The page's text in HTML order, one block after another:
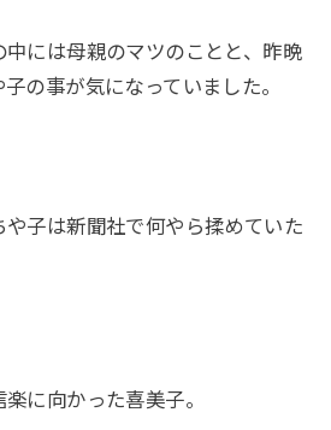
には母親のマツのことと、昨晩
の事が気になっていました。
子は新聞社で何やら揉めていた
に向かった喜美子。